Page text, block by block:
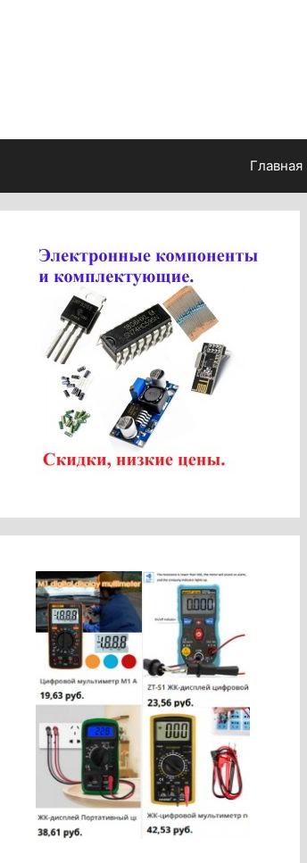
Главная